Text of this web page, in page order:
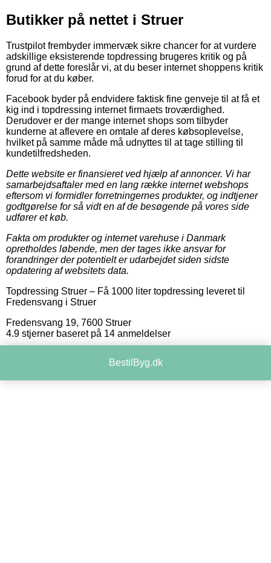
Butikker på nettet i Struer
Trustpilot frembyder immervæk sikre chancer for at vurdere
adskillige eksisterende topdressing brugeres kritik og på
grund af dette foreslår vi, at du beser internet shoppens kritik
forud for at du køber.
Facebook byder på endvidere faktisk fine genveje til at få et
kig ind i topdressing internet firmaets troværdighed.
Derudover er der mange internet shops som tilbyder
kunderne at aflevere en omtale af deres købsoplevelse,
hvilket på samme måde må udnyttes til at tage stilling til
kundetilfredsheden.
Dette website er finansieret ved hjælp af annoncer. Vi har
samarbejdsaftaler med en lang række internet webshops
eftersom vi formidler forretningernes produkter, og indtjener
godtgørelse for så vidt en af de besøgende på vores side
udfører et køb.
Fakta om produkter og internet varehuse i Danmark
opretholdes løbende, men der tages ikke ansvar for
forandringer der potentielt er udarbejdet siden sidste
opdatering af websitets data.
Topdressing Struer – Få 1000 liter topdressing leveret til
Fredensvang i Struer
Fredensvang 19, 7600 Struer
4.9 stjerner baseret på 14 anmeldelser
BestilByg.dk